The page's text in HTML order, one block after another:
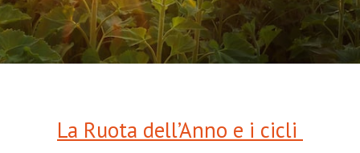
La Ruota dell’Anno e i cicli